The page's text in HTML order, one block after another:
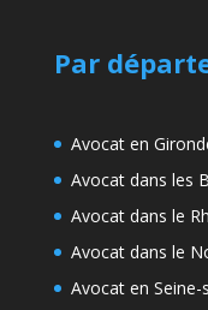
Par
Avocat en
Avocat dans les
Avocat dans le
Avocat dans le
Avocat en Seine-